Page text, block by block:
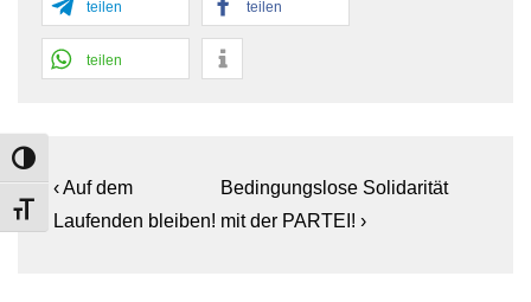
TOGGLE HIGH CONTRAST
TOGGLE FONT SIZE
teilen teilen
teilen
Beitragsnavigation
Previous
Post
‹ Auf dem
Laufenden bleiben!
Next
Post
Bedingungslose Solidarität
mit der PARTEI! ›